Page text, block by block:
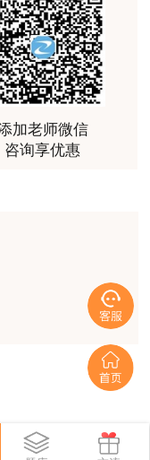
。报考人员承诺报
效，并承担虚假承
定和要求，在规定
。对不实承诺行为
定网报平台完成报
只有按规定完成所
成功。各地在报名期
人员相关问题。
无限可能!
学，就看了冲刺
学十遍书！
加老师微信
咨询享优惠